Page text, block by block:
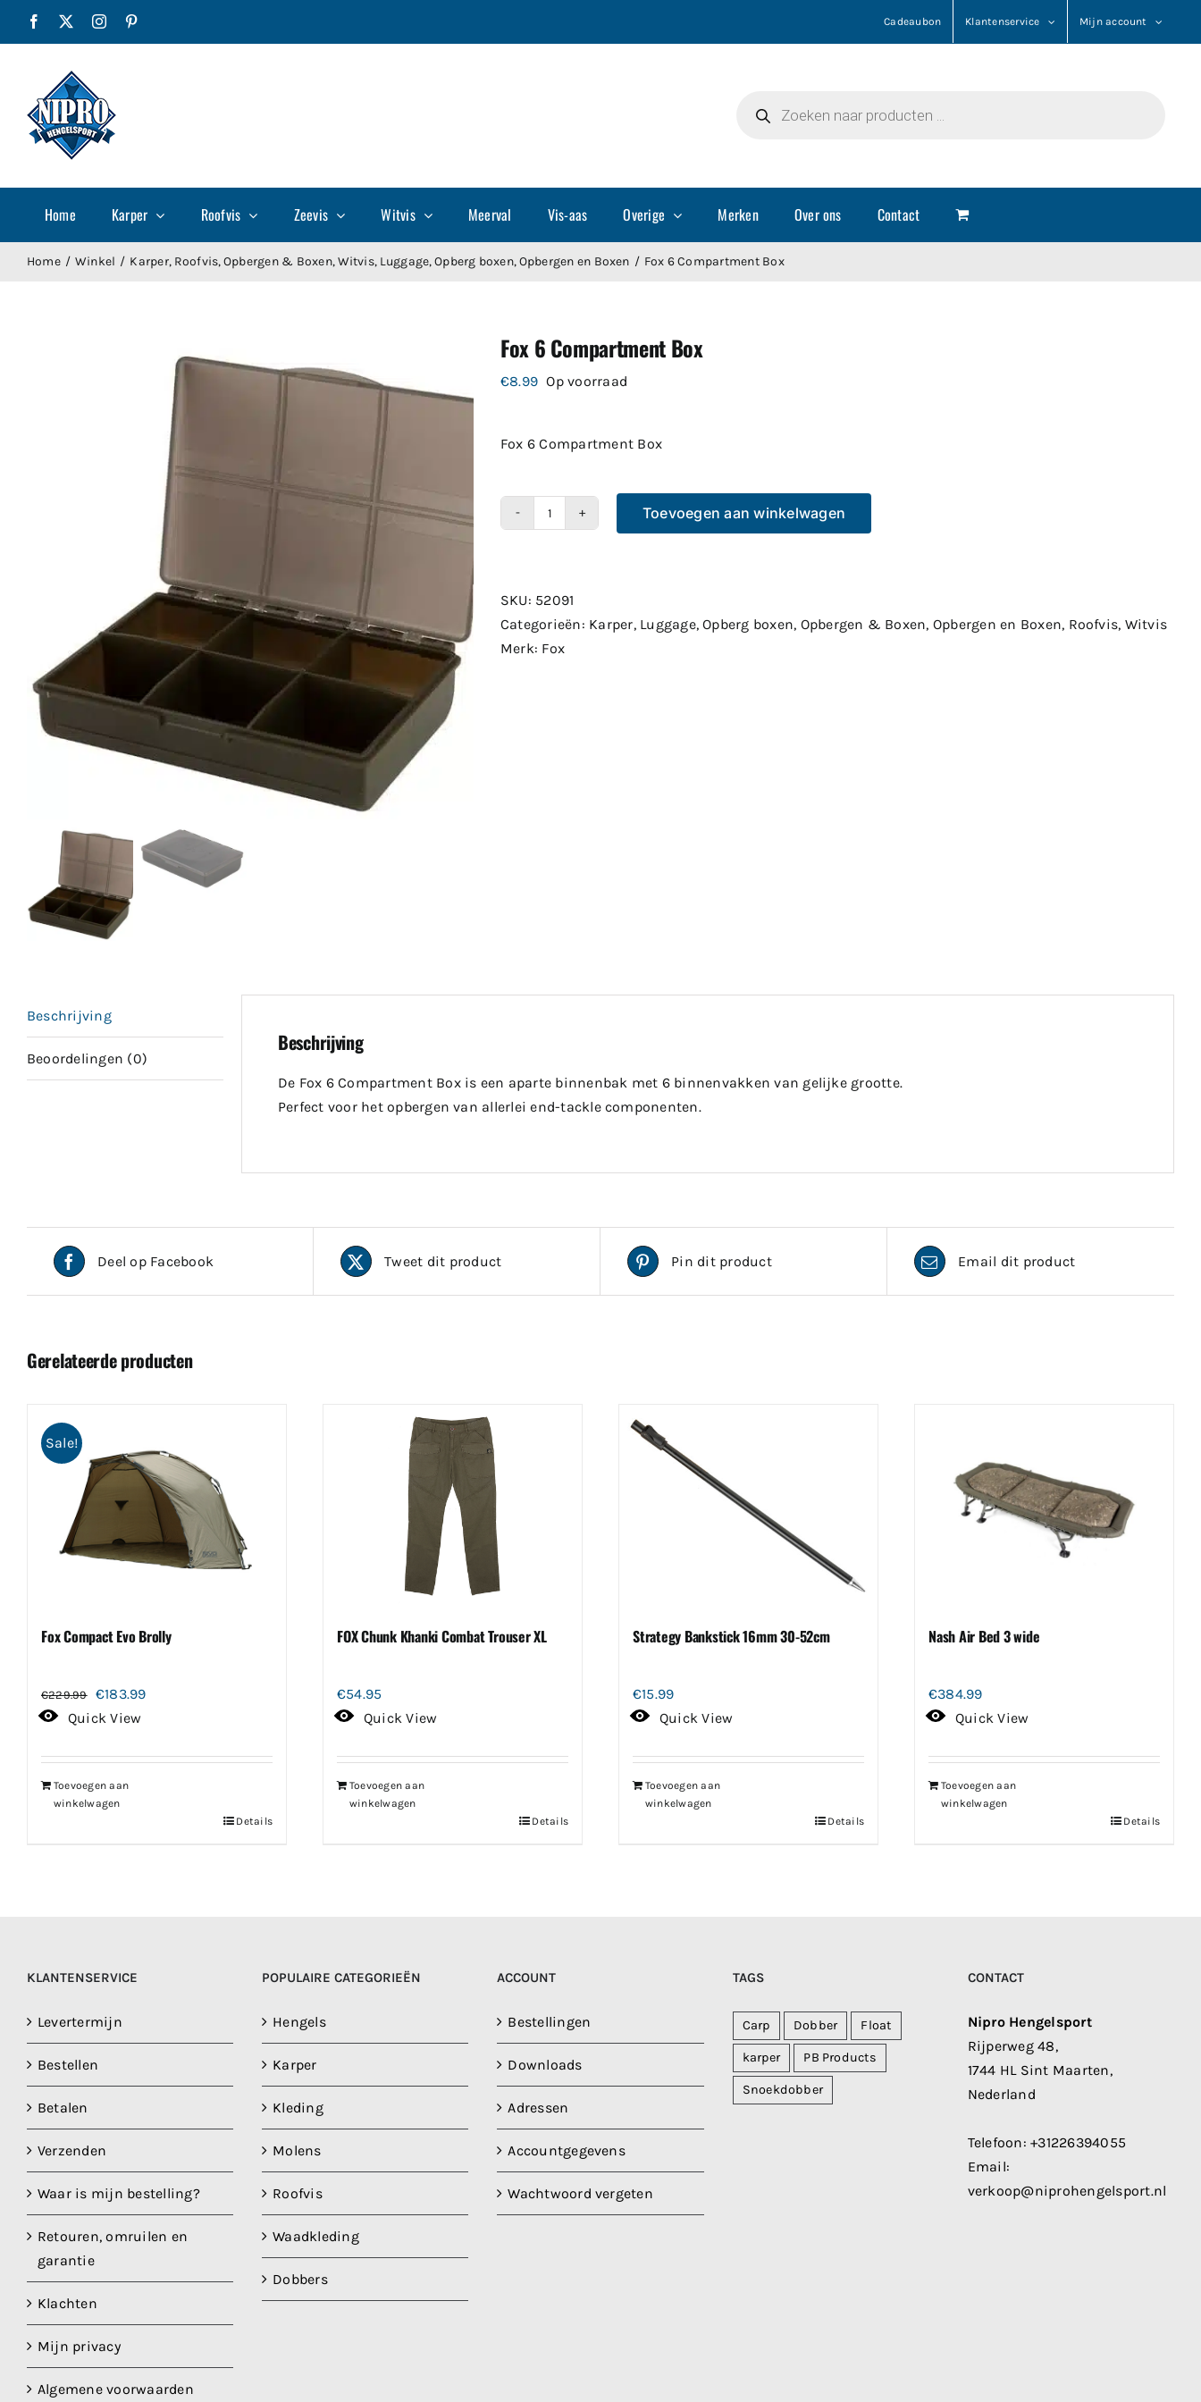
Facebook Instagram Cadeaubon Klantenservice Mijn account
zoeken
Home Karper Roofvis Zeevis Witvis Meerval Vis-aas Overige Merken Over ons Contact
Home Winkel Karper Roofvis Opbergen & Boxen Witvis Luggage Opberg boxen Opbergen en Boxen Fox 6 Compartment Box
Fox 6 Compartment Box
€8.99 Op voorraad
Fox 6 Compartment Box
Box
aantal
Toevoegen aan winkelwagen
SKU: 52091
Categorieën: Karper, Luggage,Opberg boxen, Opbergen & Boxen, Opbergen en Boxen, Roofvis, Witvis
Merk: Fox
Beschrijving
Beoordelingen (0)
Beschrijving
De Fox 6 Compartment Box is een aparte binnenbak met 6 binnenvakken van gelijke grootte.
Perfect voor het opbergen van allerlei end-tackle componenten.
Deel op Facebook Tweet dit product Pin dit product Email dit product
Gerelateerde producten
Sale!
Fox Compact Evo Brolly
€229.99
Oorspronkelijke
prijs
€229.99.
€183.99Huidige
€183.99.
Quick View
Toevoegen aan
winkelwagen
Details
FOX Chunk Khanki Combat Trouser XL
€54.95
Quick View
Toevoegen aan
winkelwagen
Details
Strategy Bankstick 16mm 30-52cm
€15.99
Quick View
Toevoegen aan
winkelwagen
Details
Nash Air Bed 3 wide
€384.99
Quick View
Toevoegen aan
winkelwagen
Details
KLANTENSERVICE
Levertermijn
Bestellen
Betalen
Verzenden
Waar is mijn bestelling?
Retouren, omruilen en
garantie
Klachten
Mijn privacy
Algemene voorwaarden
POPULAIRE CATEGORIEËN
Hengels
Karper
Kleding
Molens
Roofvis
Waadkleding
Dobbers
ACCOUNT
Bestellingen
Downloads
Adressen
Accountgegevens
Wachtwoord vergeten
TAGS
Carp Dobber Float
karper PB Products
Snoekdobber
CONTACT
Nipro Hengelsport
Rijperweg 48,
1744 HL Sint Maarten,
Nederland
Telefoon:+31226394055
Email:
verkoop@niprohengelsport.nl